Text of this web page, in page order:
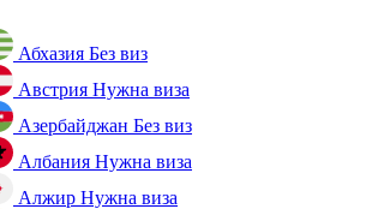
Абхазия Без виз
Австрия Нужна виза
Азербайджан Без виз
Албания Нужна виза
Алжир Нужна виза